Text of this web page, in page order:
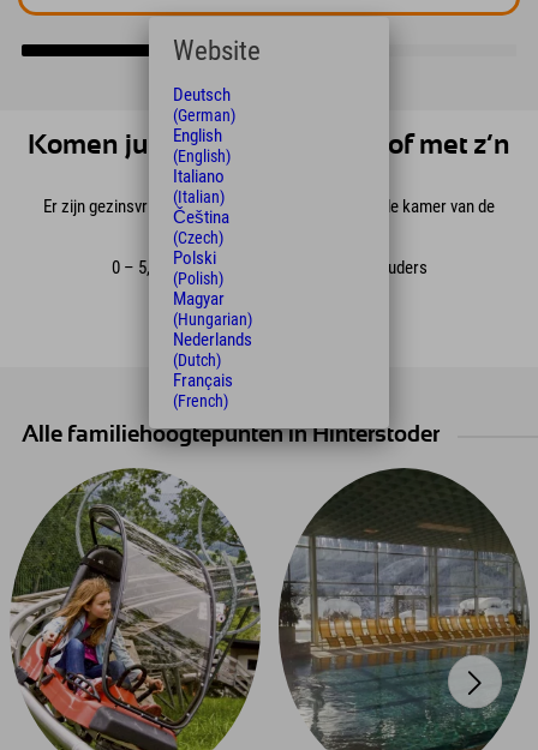
Komen jullie met z’n tweeën of met z’n
drieën?
Er zijn gezinsvriendelijke prijzen voor het kind op de kamer van de
0 – 5,9 jaar: gratis op de kamer van de ouders
6 – 11,9 jaar: € 20 per nacht
Vanaf 12 jaar: €25 per nacht
Alle familiehoogtepunten in Hinterstoder
Website
Deutsch
(German)
English
(English)
Italiano
(Italian)
Čeština
(Czech)
Polski
(Polish)
Magyar
(Hungarian)
Nederlands
(Dutch)
Français
(French)